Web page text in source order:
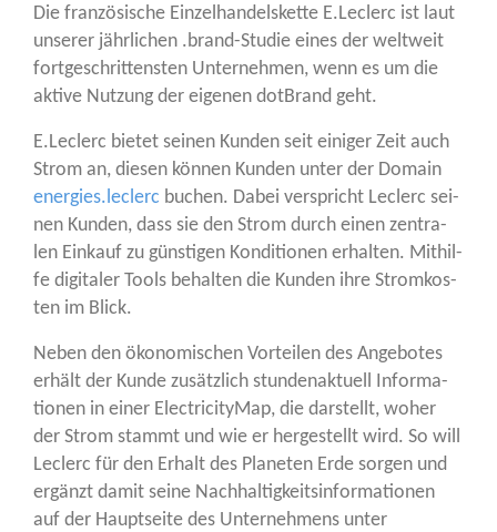
Die fran­zö­si­sche Ein­zel­han­dels­ket­te E.Leclerc ist laut
unse­rer jähr­li­chen .brand-Stu­die eines der welt­weit
fort­ge­schrit­tens­ten Unter­neh­men, wenn es um die
akti­ve Nut­zung der eige­nen dot­Brand geht.
E.Leclerc bie­tet sei­nen Kun­den seit eini­ger Zeit auch
Strom an, die­sen kön­nen Kun­den unter der Domain
energies.leclerc buchen. Dabei ver­spricht Leclerc sei­
nen Kun­den, dass sie den Strom durch einen zen­tra­
len Ein­kauf zu güns­ti­gen Kon­di­tio­nen erhal­ten. Mit­hil­
fe digi­ta­ler Tools behal­ten die Kun­den ihre Strom­kos­
ten im Blick.
Neben den öko­no­mi­schen Vor­tei­len des Ange­bo­tes
erhält der Kun­de zusätz­lich stun­den­ak­tu­ell Infor­ma­
tio­nen in einer Elec­tri­ci­ty­Map, die dar­stellt, woher
der Strom stammt und wie er her­ge­stellt wird. So will
Leclerc für den Erhalt des Pla­ne­ten Erde sor­gen und
ergänzt damit sei­ne Nach­hal­tig­keits­in­for­ma­tio­nen
auf der Haupt­sei­te des Unter­neh­mens unter